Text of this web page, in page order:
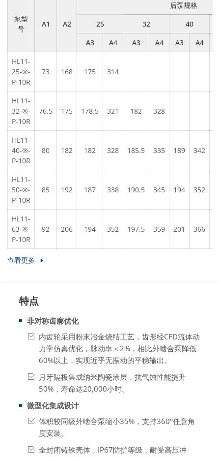
泵型
号
A1 A2
后泵规格
25
32
40
A3
A4 A3 A4 A3 A4
HL11-
25-※-
P-10R
73 168 175 314
HL11-
32-※-
P-10R
76.5 175 178.5 321 182 328
HL11-
40-※-
P-10R
80 182 182 328 185.5 335 189 342
HL11-
50-※-
P-10R
85 192 187 338 190.5 345 194 352
HL11-
63-※-
P-10R
92 206 194 352 197.5 359 201 366
查看更多
特点
非对称齿廓优化
内齿轮采用粉末冶金烧结工艺，齿形经CFD流体动
力学仿真优化，脉动率＜2%，相比外啮合泵降低
60%以上，实现近乎无振动的平稳输出。
月牙隔板集成纳米陶瓷涂层，抗气蚀性能提升
50%，寿命达20,000小时。
微型化集成设计
体积较同级外啮合泵缩小35%，支持360°任意角
度安装。
全封闭铸铁壳体，IP67防护等级，耐受高压冲